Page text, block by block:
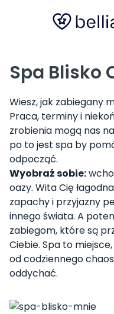
Spa Blisko
Wiesz, jak zabiegany
Praca, terminy i
zrobienia mogą nas
po to jest spa by
odpocząć.
Wyobraź sobie:
oazy. Wita Cię
zapachy i przyjazny
innego świata. A
zabiegom, które są
Ciebie. Spa to
od codziennego
oddychać.